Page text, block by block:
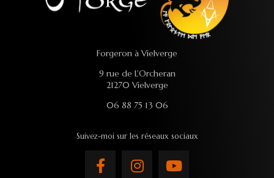
Forgeron à Vielverge
9 rue de L'Orcheran
21270 Vielverge
06 88 75 13 06
Suivez-moi sur les réseaux sociaux